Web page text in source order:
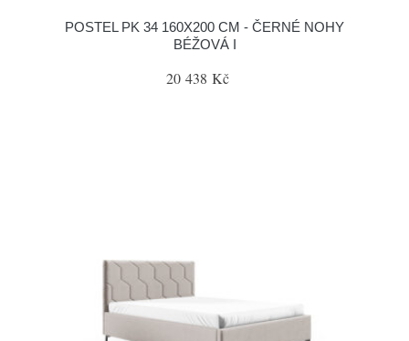
POSTEL PK 34 160X200 CM - ČERNÉ NOHY
BÉŽOVÁ I
20 438 Kč